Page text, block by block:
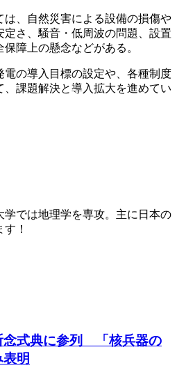
は、自然災害による設備の損傷や
さ、騒音・低周波の問題、設置
障上の懸念などがある。
の導入目標の設定や、各種制度
課題解決と導入拡大を進めてい
学では地理学を専攻。主に日本の
！
式典に参列 「核兵器の
明